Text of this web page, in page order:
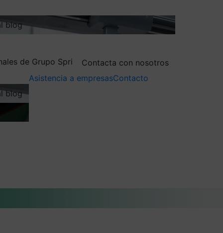
blog
de Grupo Spri Contacta con nosotros
blog
Asistencia a empresasContacto